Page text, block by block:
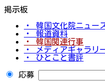
掲示板
・ 韓国文化院ニュー
・ 報道資料
・ 韓国関連行事
・ メディアギャラリ
・ ひとこと書評
応募